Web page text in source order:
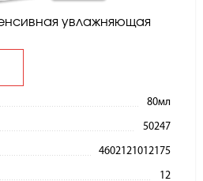
увлажняющая
80мл
50247
4602121012175
12